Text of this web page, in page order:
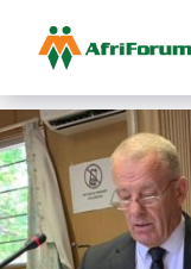
to
content